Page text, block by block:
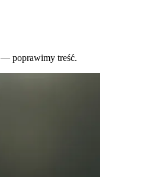
— poprawimy treść.